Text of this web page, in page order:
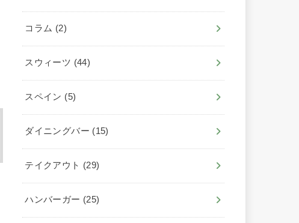
コラム (2)
スウィーツ (44)
スペイン (5)
ダイニングバー (15)
テイクアウト (29)
ハンバーガー (25)